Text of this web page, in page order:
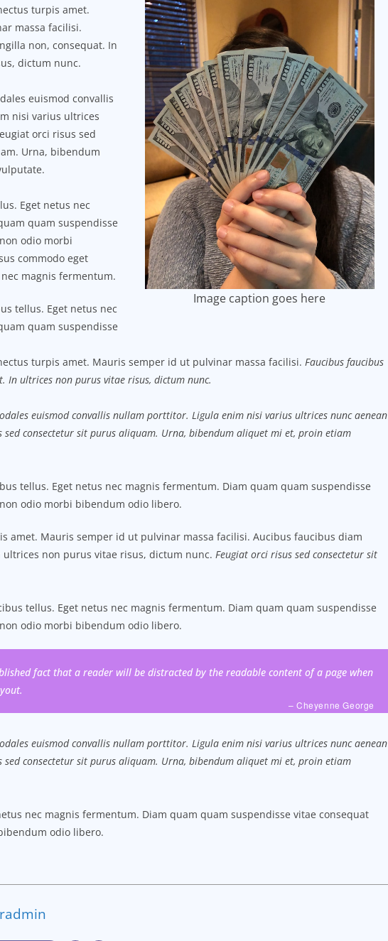
turpis amet.
massa facilisi.
non, consequat. In
dictum nunc.
euismod convallis
nisi varius ultrices
orci risus sed
Urna, bibendum
Eget netus nec
quam suspendisse
odio morbi
commodo eget
magnis fermentum.
tellus. Eget netus nec
quam suspendisse
Image caption goes here
turpis amet. Mauris semper id ut pulvinar massa facilisi. Faucibus faucibus
In ultrices non purus vitae risus, dictum nunc.
euismod convallis nullam porttitor. Ligula enim nisi varius ultrices nunc aenean
sed consectetur sit purus aliquam. Urna, bibendum aliquet mi et, proin etiam
tellus. Eget netus nec magnis fermentum. Diam quam quam suspendisse
odio morbi bibendum odio libero.
amet. Mauris semper id ut pulvinar massa facilisi. Aucibus faucibus diam
non purus vitae risus, dictum nunc. Feugiat orci risus sed consectetur sit
tellus. Eget netus nec magnis fermentum. Diam quam quam suspendisse
odio morbi bibendum odio libero.
fact that a reader will be distracted by the readable content of a page when
– Cheyenne George
euismod convallis nullam porttitor. Ligula enim nisi varius ultrices nunc aenean
sed consectetur sit purus aliquam. Urna, bibendum aliquet mi et, proin etiam
nec magnis fermentum. Diam quam quam suspendisse vitae consequat
odio libero.